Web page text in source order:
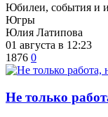
Юбилеи, события и
Югры
Юлия Латипова
01 августа в 12:23
1876 0
​Не только